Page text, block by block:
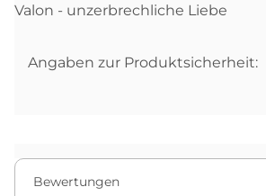
Valon - unzerbrechliche Liebe
Angaben zur Produktsicherheit:
Bewertungen